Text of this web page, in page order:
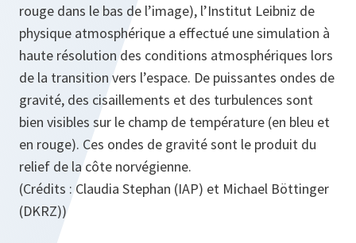
rouge dans le bas de l’image), l’Institut Leibniz de
physique atmosphérique a effectué une simulation à
haute résolution des conditions atmosphériques lors
de la transition vers l’espace. De puissantes ondes de
gravité, des cisaillements et des turbulences sont
bien visibles sur le champ de température (en bleu et
en rouge). Ces ondes de gravité sont le produit du
relief de la côte norvégienne.
(Crédits : Claudia Stephan (IAP) et Michael Böttinger
(DKRZ))